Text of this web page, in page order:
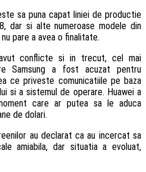
sa puna capat liniei de productie
dar si alte numeroase modele din
pare a avea o finalitate.
conflicte si in trecut, cel mai
Samsung a fost acuzat pentru
ce priveste comunicatiile pe baza
si a sistemul de operare. Huawei a
care ar putea sa le aduca
de dolari.
au declarat ca au incercat sa
amiabila, dar situatia a evoluat,